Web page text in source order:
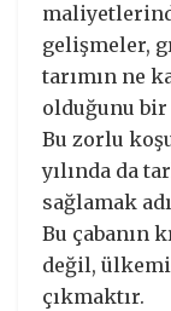
gelişmeler,
tarımın ne
olduğunu bir
Bu zorlu
yılında da
sağlamak
Bu çabanın
değil,
çıkmaktır.